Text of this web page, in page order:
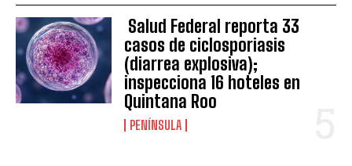
Salud Federal reporta 33
casos de ciclosporiasis
(diarrea explosiva);
inspecciona 16 hoteles en
Quintana Roo
PENÍNSULA